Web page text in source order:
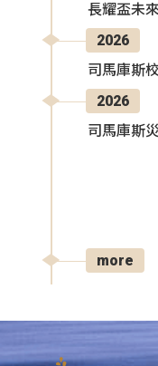
長耀盃未
2026
司馬庫斯
2026
司馬庫斯
more